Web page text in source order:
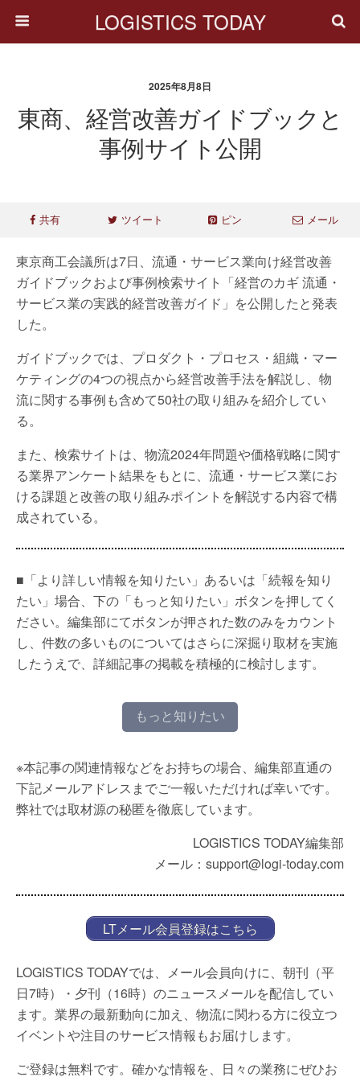
LOGISTICS TODAY
2025年8月8日
東商、経営改善ガイドブックと
事例サイト公開
共有 ツイート ピン メール
東京商工会議所は7日、流通・サービス業向け経営改善
ガイドブックおよび事例検索サイト「経営のカギ 流通・
サービス業の実践的経営改善ガイド」を公開したと発表
した。
ガイドブックでは、プロダクト・プロセス・組織・マー
ケティングの4つの視点から経営改善手法を解説し、物
流に関する事例も含めて50社の取り組みを紹介してい
る。
また、検索サイトは、物流2024年問題や価格戦略に関す
る業界アンケート結果をもとに、流通・サービス業にお
ける課題と改善の取り組みポイントを解説する内容で構
成されている。
■「より詳しい情報を知りたい」あるいは「続報を知り
たい」場合、下の「もっと知りたい」ボタンを押してく
ださい。編集部にてボタンが押された数のみをカウント
し、件数の多いものについてはさらに深掘り取材を実施
したうえで、詳細記事の掲載を積極的に検討します。
もっと知りたい
※本記事の関連情報などをお持ちの場合、編集部直通の
下記メールアドレスまでご一報いただければ幸いです。
弊社では取材源の秘匿を徹底しています。
LOGISTICS TODAY編集部
メール：support@logi-today.com
LTメール会員登録はこちら
LOGISTICS TODAYでは、メール会員向けに、朝刊（平
日7時）・夕刊（16時）のニュースメールを配信してい
ます。業界の最新動向に加え、物流に関わる方に役立つ
イベントや注目のサービス情報もお届けします。
ご登録は無料です。確かな情報を、日々の業務にぜひお